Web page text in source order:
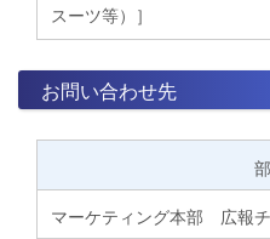
スーツ等）］
お問い合わせ先
マーケティング本部 広報